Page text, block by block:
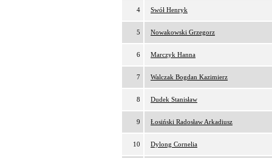
4 Swół Henryk
5 Nowakowski Grzegorz
6 Marczyk Hanna
7 Walczak Bogdan Kazimierz
8 Dudek Stanisław
9 Łosiński Radosław Arkadiusz
10 Dylong Cornelia